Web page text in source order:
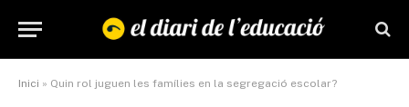
Inici » Quin rol juguen les famílies en la segregació escolar?